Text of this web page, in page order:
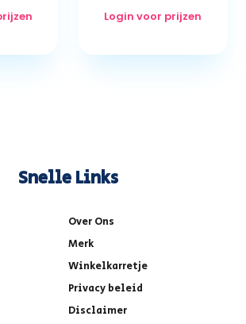
Login voor prijzen
Snelle Links
Over Ons
Merk
Winkelkarretje
Privacy beleid
Disclaimer